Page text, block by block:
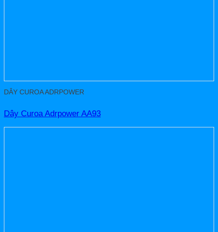
DÂY CUROA ADRPOWER
Dây Curoa Adrpower AA93